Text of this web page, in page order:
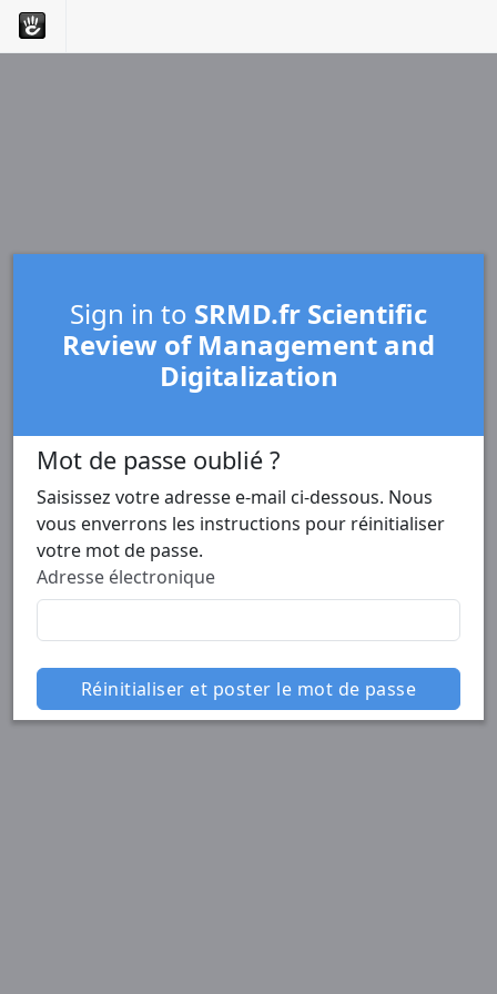
Sign in to SRMD.fr Scientific
Review of Management and
Digitalization
Mot de passe oublié ?
Saisissez votre adresse e-mail ci-dessous. Nous
vous enverrons les instructions pour réinitialiser
votre mot de passe.
Adresse électronique
Réinitialiser et poster le mot de passe